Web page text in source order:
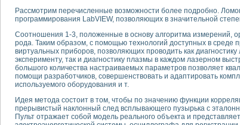
тензометрия и т.п.)
измерения параметров дизельных двигателей типа В-46
тяговых электродвигателей электровоза на базе устройств
инструментов
элементной базы машин
module для моделирования электромагнитных процессов с
скорости подвижного состава для тренажера машиниста
исследований в гиперзвуковых аэродинамических
Nl SCXI для ультразвуковых контрольно-измерительных
сварных швов металлоконструкций
зрения в составе системы управления движением
Рассмотрим перечисленные возможности более подробно.
программирования LabVIEW, позволяющих в значительной
Соотношения 1-3, положенные в основу алгоритма измерений,
рода. Таким образом, с помощью технологий доступных в среде
виртуальных приборов, позволяющих проводить как диагностику
эксперименту, так и диагностику плазмы в каждом лазерном
большого количества настраиваемых параметров позволяет
помощи разработчиков, совершенствовать и адаптировать
используемого оборудования и т.
Идея метода состоит в том, чтобы по значению функции
прерывистый наклонный след всплывающего пузырька с
Пульт отражает собой модель реального объекта и